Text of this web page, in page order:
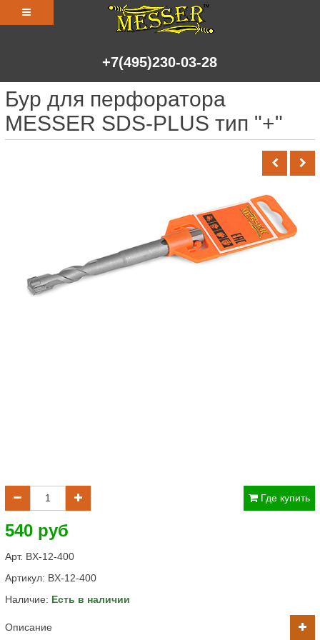
+7(495)230-03-28
Бур для перфоратора
MESSER SDS-PLUS тип "+"
Где купить
540 руб
Арт. BX-12-400
Артикул: BX-12-400
Наличие: Есть в наличии
Описание